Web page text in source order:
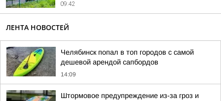
09:42
ЛЕНТА НОВОСТЕЙ
Челябинск попал в топ городов с самой
дешевой арендой сапбордов
14:09
Штормовое предупреждение из-за гроз и